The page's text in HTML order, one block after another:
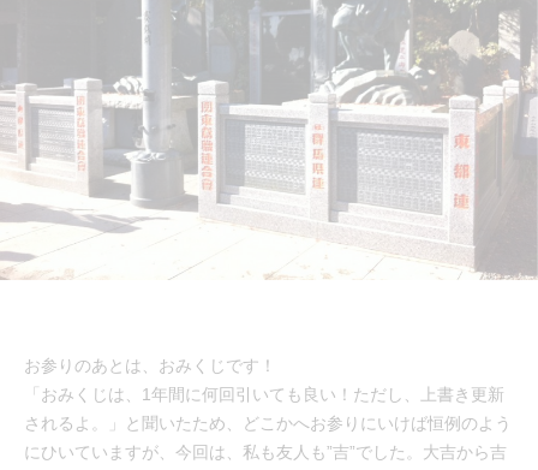
お参りのあとは、おみくじです！
「おみくじは、1年間に何回引いても良い！ただし、上書き更新
されるよ。」と聞いたため、どこかへお参りにいけば恒例のよう
にひいていますが、今回は、私も友人も”吉”でした。大吉から吉